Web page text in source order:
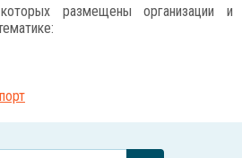
размещены организации и